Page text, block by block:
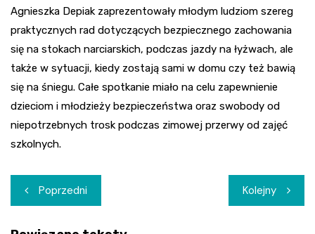
Agnieszka Depiak zaprezentowały młodym ludziom szereg
praktycznych rad dotyczących bezpiecznego zachowania
się na stokach narciarskich, podczas jazdy na łyżwach, ale
także w sytuacji, kiedy zostają sami w domu czy też bawią
się na śniegu. Całe spotkanie miało na celu zapewnienie
dzieciom i młodzieży bezpieczeństwa oraz swobody od
niepotrzebnych trosk podczas zimowej przerwy od zajęć
szkolnych.
Nawigacja
wpisu
Poprzedni Kolejny